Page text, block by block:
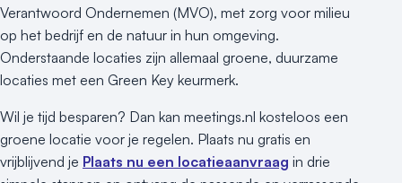
Hotel
Hybride events
Industriële locatie
Kasteel en landgoed
Kleine / intieme locatie
Locaties aan zee
Museum
Verantwoord Ondernemen (MVO), met zorg voor milieu
op het bedrijf en de natuur in hun omgeving.
Onderstaande locaties zijn allemaal groene, duurzame
locaties met een Green Key keurmerk.
Wil je tijd besparen? Dan kan meetings.nl kosteloos een
groene locatie voor je regelen. Plaats nu gratis en
vrijblijvend je Plaats nu een locatieaanvraag in drie